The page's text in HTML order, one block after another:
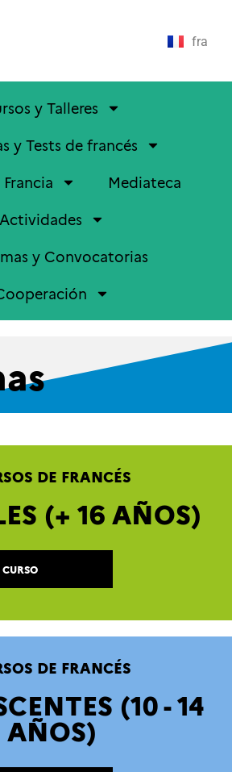
fra
y Talleres
y Tests de francés
Mediateca
Actividades
y Convocatorias
DE FRANCÉS
(+ 16 AÑOS)
DE FRANCÉS
(10 - 14
AÑOS)